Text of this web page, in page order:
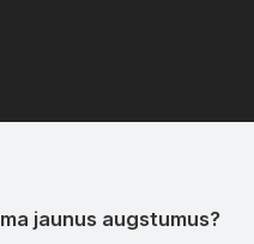
jaunus augstumus?